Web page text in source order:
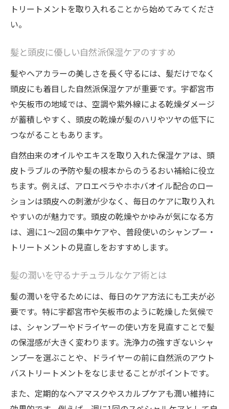
トリートメントを取り入れることから始めてみてくださ
い。
髪と頭皮に優しい自然派保湿ケアのすすめ
髪やヘアカラーの美しさを長く守るには、髪だけでなく
頭皮にも着目した自然派保湿ケアが重要です。宇都宮市
や矢板市の地域では、空調や紫外線による乾燥ダメージ
が蓄積しやすく、頭皮の乾燥が髪のハリやツヤの低下に
つながることもあります。
自然由来のオイルやエキスを取り入れた保湿ケアは、頭
皮トラブルの予防や髪の根本からのうるおい補給に役立
ちます。例えば、アロエベラやホホバオイル配合のロー
ションは頭皮への刺激が少なく、毎日のケアに取り入れ
やすいのが魅力です。頭皮の乾燥やかゆみが気になる方
は、週に1〜2回の集中ケアや、普段使いのシャンプー・
トリートメントの見直しをおすすめします。
髪の潤いを守るナチュラルなケア術とは
髪の潤いを守るためには、毎日のケア方法にも工夫が必
要です。特に宇都宮市や矢板市のように乾燥した気候で
は、シャンプーやドライヤーの使い方を見直すことで髪
の保湿感が大きく変わります。洗浄力の強すぎないシャ
ンプーを選ぶことや、ドライヤーの前に自然派のアウト
バストリートメントをなじませることがポイントです。
また、定期的なヘアマスクやスカルプケアも潤い維持に